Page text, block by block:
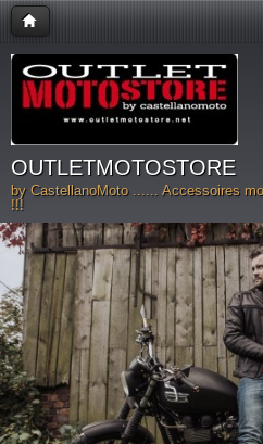
OUTLETMOTOSTORE
by CastellanoMoto ...... Accessoires
!!!